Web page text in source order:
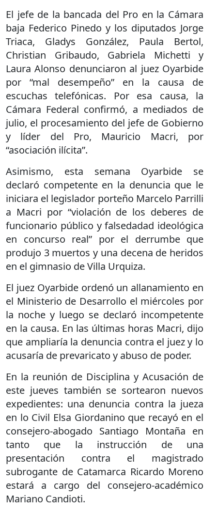
El jefe de la bancada del Pro en la Cámara
baja Federico Pinedo y los diputados Jorge
Triaca, Gladys González, Paula Bertol,
Christian Gribaudo, Gabriela Michetti y
Laura Alonso denunciaron al juez Oyarbide
por “mal desempeño” en la causa de
escuchas telefónicas. Por esa causa, la
Cámara Federal confirmó, a mediados de
julio, el procesamiento del jefe de Gobierno
y líder del Pro, Mauricio Macri, por
“asociación ilícita”.
Asimismo, esta semana Oyarbide se
declaró competente en la denuncia que le
iniciara el legislador porteño Marcelo Parrilli
a Macri por “violación de los deberes de
funcionario público y falsedadad ideológica
en concurso real” por el derrumbe que
produjo 3 muertos y una decena de heridos
en el gimnasio de Villa Urquiza.
El juez Oyarbide ordenó un allanamiento en
el Ministerio de Desarrollo el miércoles por
la noche y luego se declaró incompetente
en la causa. En las últimas horas Macri, dijo
que ampliaría la denuncia contra el juez y lo
acusaría de prevaricato y abuso de poder.
En la reunión de Disciplina y Acusación de
este jueves también se sortearon nuevos
expedientes: una denuncia contra la jueza
en lo Civil Elsa Giordanino que recayó en el
consejero-abogado Santiago Montaña en
tanto que la instrucción de una
presentación contra el magistrado
subrogante de Catamarca Ricardo Moreno
estará a cargo del consejero-académico
Mariano Candioti.